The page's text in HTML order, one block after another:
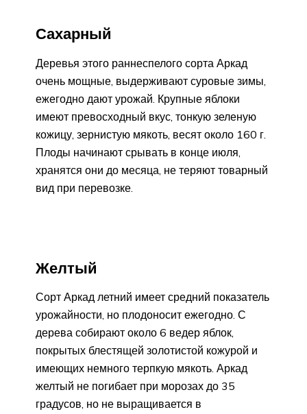
Сахарный
Деревья этого раннеспелого сорта Аркад
очень мощные, выдерживают суровые зимы,
ежегодно дают урожай. Крупные яблоки
имеют превосходный вкус, тонкую зеленую
кожицу, зернистую мякоть, весят около 160 г.
Плоды начинают срывать в конце июля,
хранятся они до месяца, не теряют товарный
вид при перевозке.
Желтый
Сорт Аркад летний имеет средний показатель
урожайности, но плодоносит ежегодно. С
дерева собирают около 6 ведер яблок,
покрытых блестящей золотистой кожурой и
имеющих немного терпкую мякоть. Аркад
желтый не погибает при морозах до 35
градусов, но не выращивается в